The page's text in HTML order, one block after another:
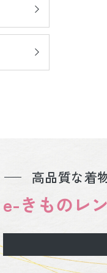
高品質な着
e-きものレ